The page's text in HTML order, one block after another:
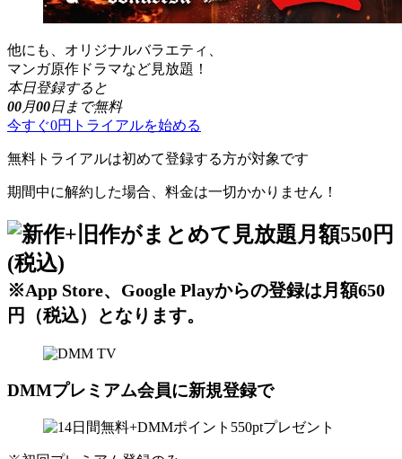
他にも、オリジナルバラエティ、
マンガ原作ドラマなど見放題！
本日登録すると
00月00日まで無料
今すぐ0円トライアルを始める
無料トライアルは初めて登録する方が対象です
期間中に解約した場合、料金は一切かかりません！
※App Store、Google Playからの登録は月額650
円（税込）となります。
DMMプレミアム会員に新規登録で